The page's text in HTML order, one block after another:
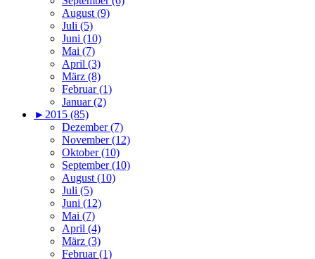
August (9)
Juli (5)
Juni (10)
Mai (7)
April (3)
März (8)
Februar (1)
Januar (2)
►2015 (85)
Dezember (7)
November (12)
Oktober (10)
September (10)
August (10)
Juli (5)
Juni (12)
Mai (7)
April (4)
März (3)
Februar (1)